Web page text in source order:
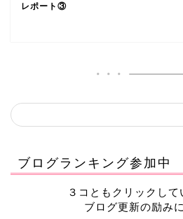
レポート③
ブログランキング参加中
３コともクリックして
ブログ更新の励み